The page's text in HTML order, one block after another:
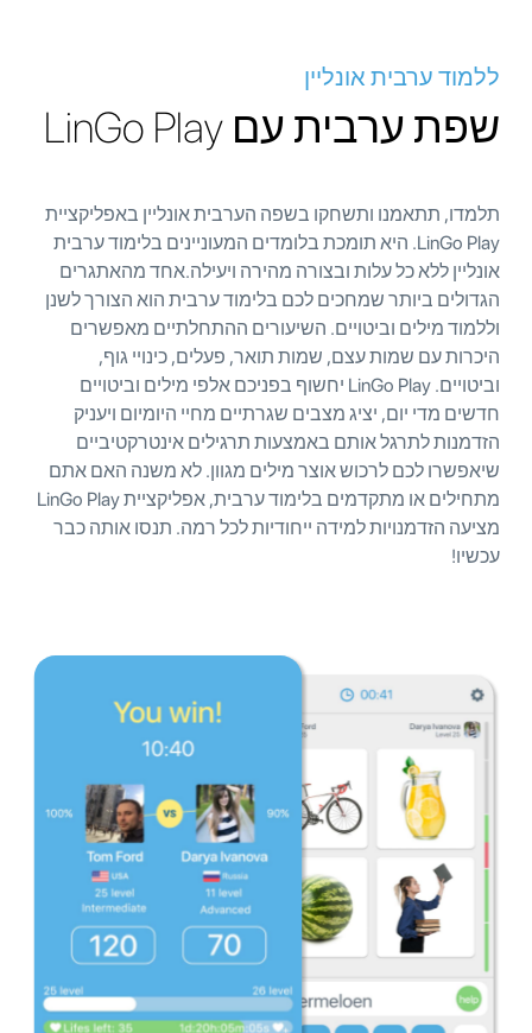
ללמוד ערבית אונליין
שפת ערבית עם LinGo Play
תלמדו, תתאמנו ותשחקו בשפה הערבית אונליין באפליקציית
LinGo Play. היא תומכת בלומדים המעוניינים בלימוד ערבית
אונליין ללא כל עלות ובצורה מהירה ויעילה.אחד מהאתגרים
הגדולים ביותר שמחכים לכם בלימוד ערבית הוא הצורך לשנן
וללמוד מילים וביטויים. השיעורים ההתחלתיים מאפשרים
היכרות עם שמות עצם, שמות תואר, פעלים, כינויי גוף,
וביטויים. LinGo Play יחשוף בפניכם אלפי מילים וביטויים
חדשים מדי יום, יציג מצבים שגרתיים מחיי היומיום ויעניק
הזדמנות לתרגל אותם באמצעות תרגילים אינטרקטיביים
שיאפשרו לכם לרכוש אוצר מילים מגוון. לא משנה האם אתם
מתחילים או מתקדמים בלימוד ערבית, אפליקציית LinGo Play
מציעה הזדמנויות למידה ייחודיות לכל רמה. תנסו אותה כבר
עכשיו!